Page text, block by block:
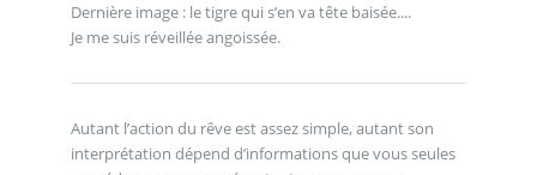
Dernière image : le tigre qui s’en va tête baisée....
Je me suis réveillée angoissée.
Autant l’action du rêve est assez simple, autant son
interprétation dépend d’informations que vous seules